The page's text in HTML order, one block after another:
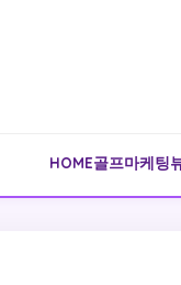
HOME골프마케팅